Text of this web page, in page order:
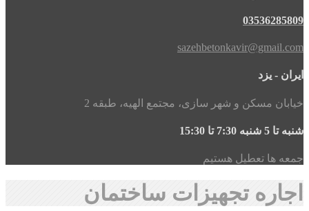
03536285809
sazehbetonkavir@gmail.com
ایران - یزد
خیابان مسکن و شهر سازی، مجتمع الهیه، طبقه 2
شنبه تا 5 شنبه 7:30 تا 15:30
جمعه ها تعطیل هستیم
اجاره تجهیزات ساختمان